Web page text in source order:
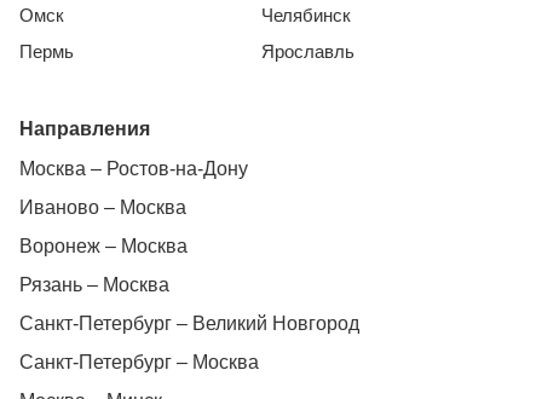
Омск
Пермь
Челябинск
Ярославль
Направления
Москва – Ростов-на-Дону
Иваново – Москва
Воронеж – Москва
Рязань – Москва
Санкт-Петербург – Великий Новгород
Санкт-Петербург – Москва